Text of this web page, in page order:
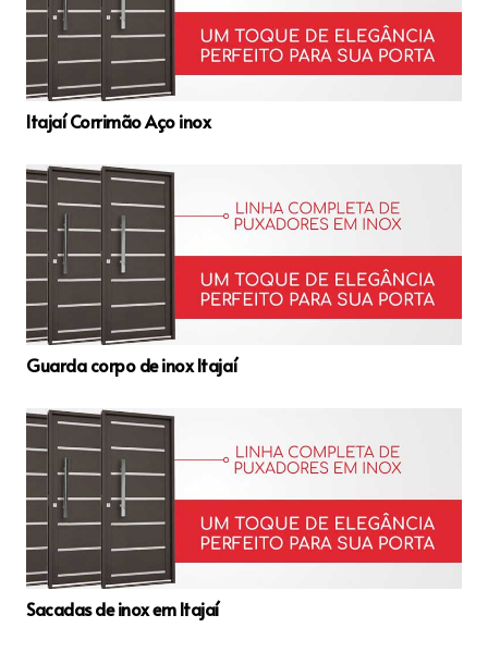
Itajaí Corrimão Aço inox
Guarda corpo de inox Itajaí
Sacadas de inox em Itajaí